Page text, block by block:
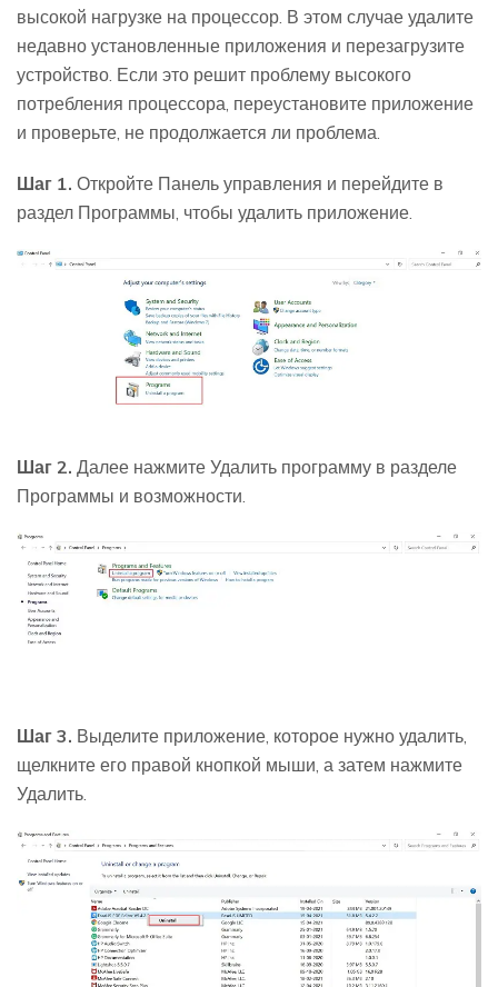
высокой нагрузке на процессор. В этом случае удалите
недавно установленные приложения и перезагрузите
устройство. Если это решит проблему высокого
потребления процессора, переустановите приложение
и проверьте, не продолжается ли проблема.
Шаг 1. Откройте Панель управления и перейдите в
раздел Программы, чтобы удалить приложение.
Шаг 2. Далее нажмите Удалить программу в разделе
Программы и возможности.
Шаг 3. Выделите приложение, которое нужно удалить,
щелкните его правой кнопкой мыши, а затем нажмите
Удалить.